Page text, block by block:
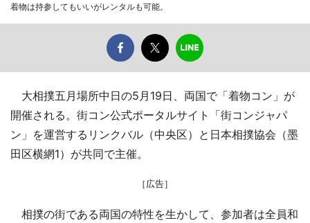
着物は持参してもいいがレンタルも可能。
大相撲五月場所中日の5月19日、両国で「着物コン」が
開催される。街コン公式ポータルサイト「街コンジャパ
ン」を運営するリンクバル（中央区）と日本相撲協会（墨
田区横網1）が共同で主催。
［広告］
相撲の街である両国の特性を生かして、参加者は全員和